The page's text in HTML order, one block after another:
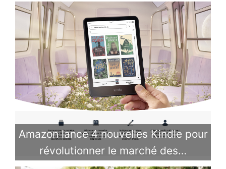
Amazon lance 4 nouvelles Kindle pour
révolutionner le marché des…